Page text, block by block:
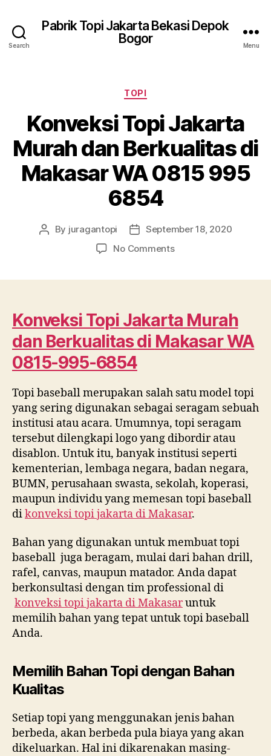
Search
Pabrik Topi Jakarta Bekasi Depok
Bogor
Menu
Categories
TOPI
Konveksi Topi Jakarta
Murah dan Berkualitas di
Makasar WA 0815 995
6854
Post
By juragantopi
PostSeptember 18, 2020
No Commentson
dan
Berkualitas
di
995
6854
Konveksi Topi Jakarta Murah
dan Berkualitasdi MakasarWA
0815-995-6854
Topi baseball merupakan salah satu model topi
yang sering digunakan sebagai seragam sebuah
institusi atau acara. Umumnya, topi seragam
tersebut dilengkapi logo yang dibordir atau
disablon. Untuk itu, banyak institusi seperti
kementerian, lembaga negara, badan negara,
BUMN, perusahaan swasta, sekolah, koperasi,
maupun individu yang memesan topi baseball
dikonveksi topi jakarta diMakasar.
Bahan yang digunakan untuk membuat topi
baseball juga beragam, mulai dari bahan drill,
rafel, canvas, maupun matador. Anda dapat
berkonsultasi dengan tim professional di
konveksi topi jakarta diMakasaruntuk
memilih bahan yang tepat untuk topi baseball
Anda.
Memilih Bahan Topi dengan Bahan
Kualitas
Setiap topi yang menggunakan jenis bahan
berbeda, akan berbeda pula biaya yang akan
dikeluarkan. Hal ini dikarenakan masing-